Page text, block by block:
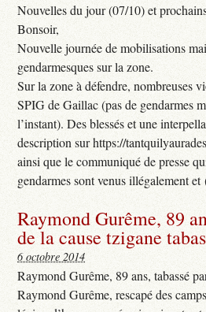
Nouvelles du jour (07/10) et
Bonsoir,
Nouvelle journée de mobilisations
gendarmesques sur la zone.
Sur la zone à défendre, nombreuses
SPIG de Gaillac (pas de gendarmes
l’instant). Des blessés et une
description sur https://
ainsi que le communiqué de presse
gendarmes sont venus illégalement et
Raymond Gurême, 89
de la cause tzigane
6 octobre 2014
Raymond Gurême, 89 ans, tabassé
Raymond Gurême, rescapé des